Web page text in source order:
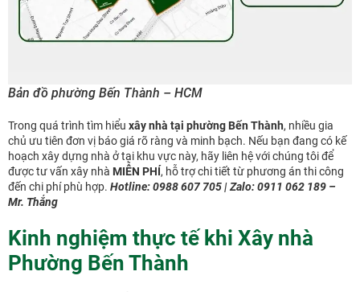
Bản đồ phường Bến Thành – HCM
Trong quá trình tìm hiểu xây nhà tại phường Bến Thành, nhiều gia
chủ ưu tiên đơn vị báo giá rõ ràng và minh bạch. Nếu bạn đang có kế
hoạch xây dựng nhà ở tại khu vực này, hãy liên hệ với chúng tôi để
được tư vấn xây nhà MIỄN PHÍ, hỗ trợ chi tiết từ phương án thi công
đến chi phí phù hợp. Hotline: 0988 607 705 | Zalo: 0911 062 189 –
Mr. Thắng
Kinh nghiệm thực tế khi Xây nhà
Phường Bến Thành